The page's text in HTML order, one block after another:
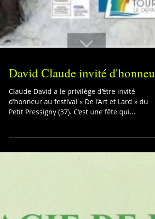
David Claude invité d'honneur
Claude David a le privilège d’être invité
Petit Pressigny (37). C’est une fête qui...